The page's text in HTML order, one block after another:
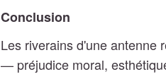
Conclusion
Les riverains d'une antenne
— préjudice moral,